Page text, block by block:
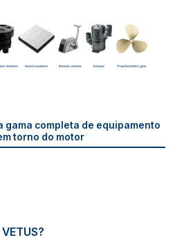
gama completa de equipamento
torno do motor